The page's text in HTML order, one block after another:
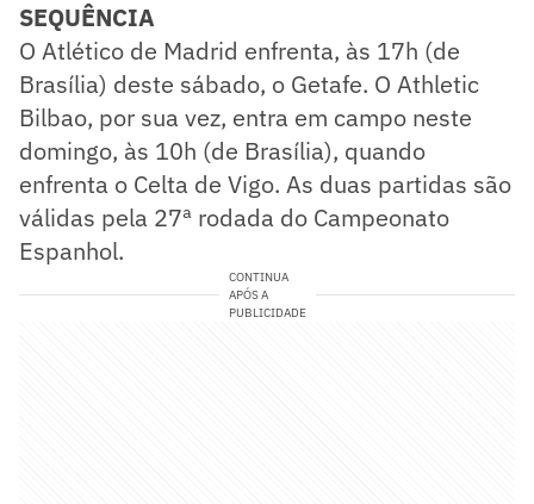
SEQUÊNCIA
​O Atlético de Madrid enfrenta, às 17h (de
Brasília) deste sábado, o Getafe. O Athletic
Bilbao, por sua vez, entra em campo neste
domingo, às 10h (de Brasília), quando
enfrenta o Celta de Vigo. As duas partidas são
válidas pela 27ª rodada do Campeonato
Espanhol.
CONTINUA
APÓS A
PUBLICIDADE